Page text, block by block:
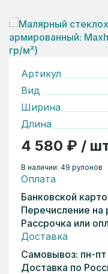
Артикул
Вид
Ширина
Длина
4 580 ₽ /
В наличии: 49 рулонов
Оплата
Банковской
Перечисление на
Рассрочка или
Доставка
Самовывоз: пн-
Доставка по